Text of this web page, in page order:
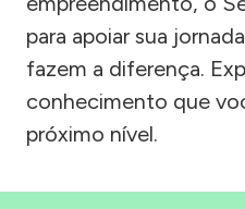
para apoiar sua
fazem a diferença.
conhecimento que
próximo nível.